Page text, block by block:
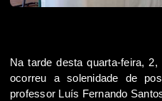
Na tarde desta quarta-feira,
ocorreu a solenidade de
professor Luís Fernando